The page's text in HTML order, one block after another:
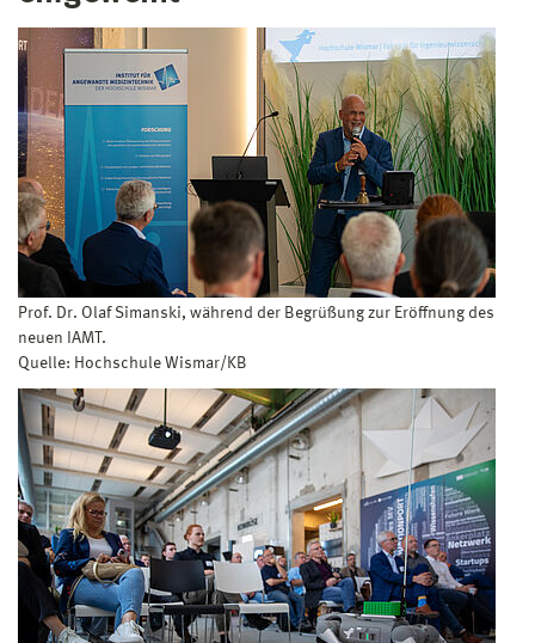
Prof. Dr. Olaf Simanski, während der Begrüßung zur Eröffnung des
neuen IAMT.
Quelle: Hochschule Wismar/KB